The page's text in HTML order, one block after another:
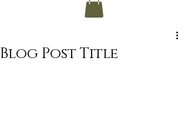
Blog Post Title